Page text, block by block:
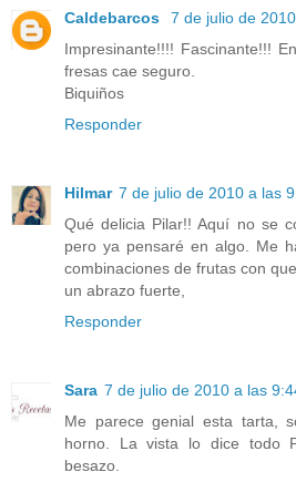
Caldebarcos
7 de julio de
Impresinante!!!! Fascinante!!!
fresas cae seguro.
Biquiños
Responder
Hilmar 7 de julio de 2010 a las
Qué delicia Pilar!! Aquí no se
pero ya pensaré en algo. Me
combinaciones de frutas con
un abrazo fuerte,
Responder
Sara 7 de julio de 2010 a las
Me parece genial esta tarta,
horno. La vista lo dice todo
besazo.